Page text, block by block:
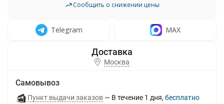
Сообщить о снижении цены
Telegram MAX
Москва
Самовывоз
Пункт выдачи заказов В течение 1 дня Бесплатно